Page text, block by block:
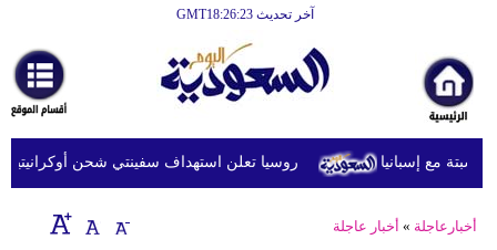
آخر تحديث GMT18:26:23
أخبارعاجلة
رياضة
ثقافة
إقتصاد
روسيا تعلن استهداف سفينتي شحن أوكرانيتين في
أخبارعاجلة » أخبار عاجلة